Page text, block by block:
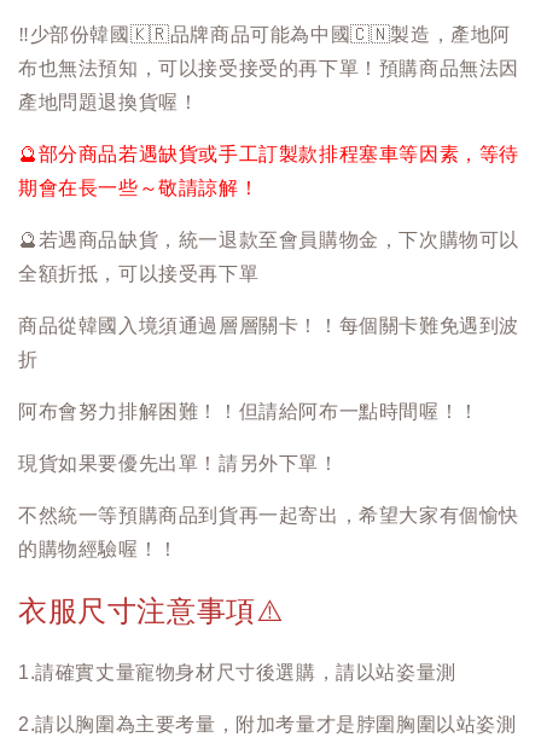
‼️少部份韓國 🇰🇷品牌商品可能為中國🇨🇳製造，產地阿
布也無法預知，可以接受接受的再下單！預購商品無法因
產地問題退換貨喔！
🔮部分商品若遇缺貨或手工訂製款排程塞車等因素，等待
期會在長一些～敬請諒解！
🔮若遇商品缺貨，統一退款至會員購物金，下次購物可以
全額折抵，可以接受再下單
商品從韓國入境須通過層層關卡！！每個關卡難免遇到波
折
阿布會努力排解困難！！但請給阿布一點時間喔！！
現貨如果要優先出單！請另外下單！
不然統一等預購商品到貨再一起寄出，希望大家有個愉快
的購物經驗喔！！
衣服尺寸注意事項⚠️
1.請確實丈量寵物身材尺寸後選購，請以站姿量測
2.請以胸圍為主要考量，附加考量才是脖圍胸圍以站姿測